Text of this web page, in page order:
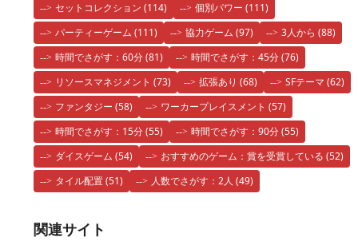
セットコレクション (114) 個別パワー (111)
パーティーゲーム (111) 協力ゲーム (97) 3人から (88)
時間でさがす：60分(81) 時間でさがす：45分(76)
リソースマネジメント (73) 拡張あり (68) SFテーマ (62)
ファンタジー (58) ワーカープレイスメント (57)
時間でさがす：15分(55) 時間でさがす：90分(55)
ダイスゲーム (54) おすすめのゲーム：賞を受賞している (52)
タイル配置(51) 人数でさがす：2人 (49)
関連サイト